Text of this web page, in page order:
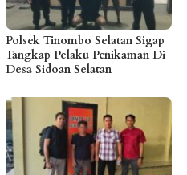
Polsek Tinombo Selatan Sigap
Tangkap Pelaku Penikaman Di
Desa Sidoan Selatan